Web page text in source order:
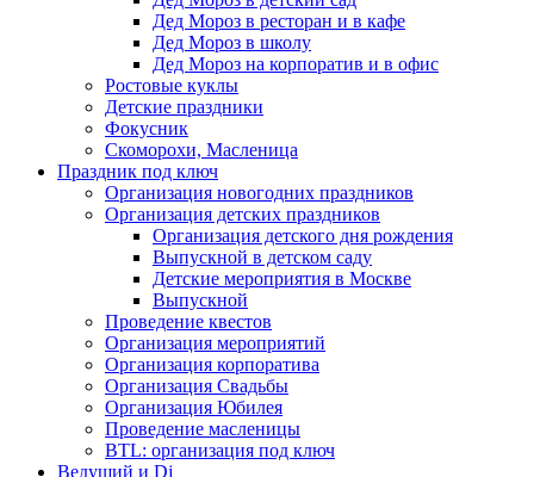
Дед Мороз в ресторан и в кафе
Дед Мороз в школу
Дед Мороз на корпоратив и в офис
Ростовые куклы
Детские праздники
Фокусник
Скоморохи, Масленица
Праздник под ключ
Организация новогодних праздников
Организация детских праздников
Организация детского дня рождения
Выпускной в детском саду
Детские мероприятия в Москве
Выпускной
Проведение квестов
Организация мероприятий
Организация корпоратива
Организация Свадьбы
Организация Юбилея
Проведение масленицы
BTL: организация под ключ
Ведущий и Dj